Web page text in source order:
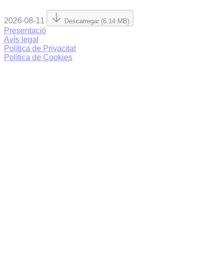
2026-08-11 Descarregar (6.14 MB)
Presentació
Avís legal
Política de Privacitat
Política de Cookies